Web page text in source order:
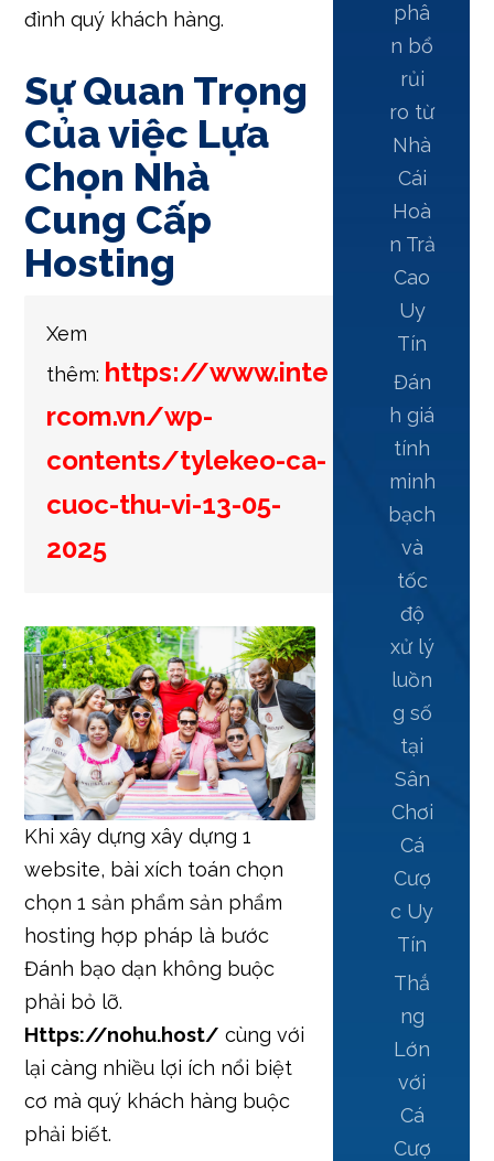
đình quý khách hàng.
Sự Quan Trọng
Của việc Lựa
Chọn Nhà
Cung Cấp
Hosting
Xem
thêm: https://www.inte
rcom.vn/wp-
contents/tylekeo-ca-
cuoc-thu-vi-13-05-
2025
Khi xây dựng xây dựng 1
website, bài xích toán chọn
chọn 1 sản phẩm sản phẩm
hosting hợp pháp là bước
Đánh bạo dạn không buộc
phải bỏ lỡ.
Https://nohu.host/ cùng với
lại càng nhiều lợi ích nổi biệt
cơ mà quý khách hàng buộc
phải biết.
phâ
n bổ
rủi
ro từ
Nhà
Cái
Hoà
n Trả
Cao
Uy
Tín
Đán
h giá
tính
minh
bạch
và
tốc
độ
xử lý
luồn
g số
tại
Sân
Chơi
Cá
Cượ
c Uy
Tín
Thắ
ng
Lớn
với
Cá
Cượ